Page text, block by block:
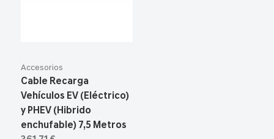
Accesorios
Cable Recarga
Vehículos EV (Eléctrico)
y PHEV (Hibrido
enchufable) 7,5 Metros